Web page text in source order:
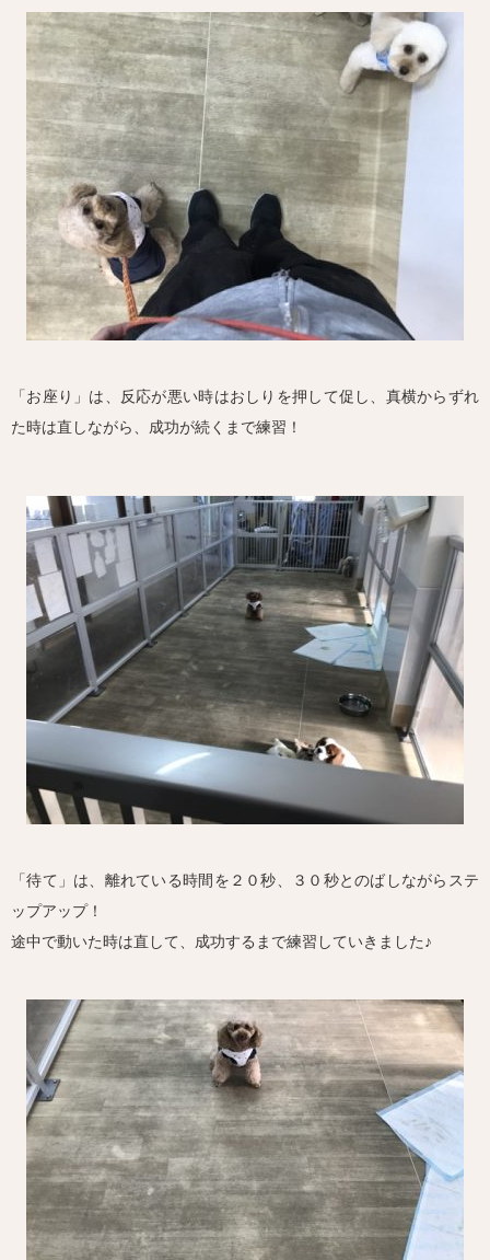
「お座り」は、反応が悪い時はおしりを押して促し、真横からずれ
た時は直しながら、成功が続くまで練習！
「待て」は、離れている時間を２０秒、３０秒とのばしながらステ
ップアップ！
途中で動いた時は直して、成功するまで練習していきました♪